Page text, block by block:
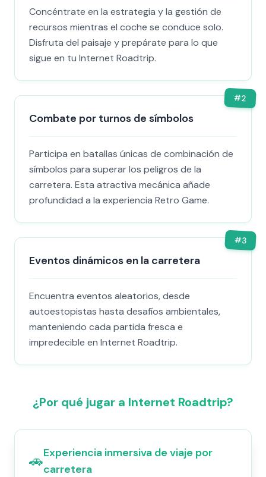
Concéntrate en la estrategia y la gestión de
recursos mientras el coche se conduce solo.
Disfruta del paisaje y prepárate para lo que
sigue en tu Internet Roadtrip.
#2
Combate por turnos de símbolos
Participa en batallas únicas de combinación de
símbolos para superar los peligros de la
carretera. Esta atractiva mecánica añade
profundidad a la experiencia Retro Game.
#3
Eventos dinámicos en la carretera
Encuentra eventos aleatorios, desde
autoestopistas hasta desafíos ambientales,
manteniendo cada partida fresca e
impredecible en Internet Roadtrip.
¿Por qué jugar a Internet Roadtrip?
🚗Experiencia inmersiva de viaje por
carretera